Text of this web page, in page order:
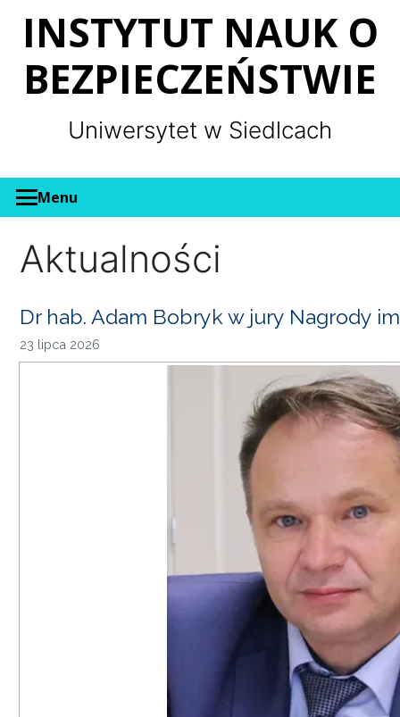
INSTYTUT NAUK O
BEZPIECZEŃSTWIE
Uniwersytet w Siedlcach
Menu
Aktualności
Dr hab. Adam Bobryk w jury Nagrody
23 lipca 2026